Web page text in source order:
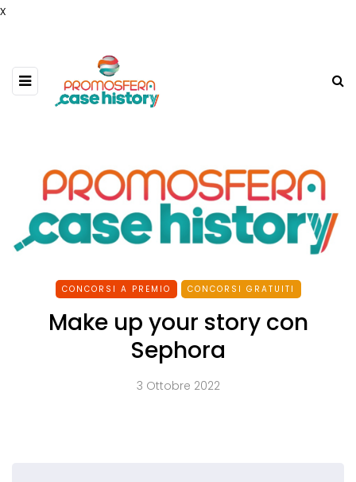
x
CONCORSI A PREMIO CONCORSI GRATUITI
Make up your story con
Sephora
3 Ottobre 2022